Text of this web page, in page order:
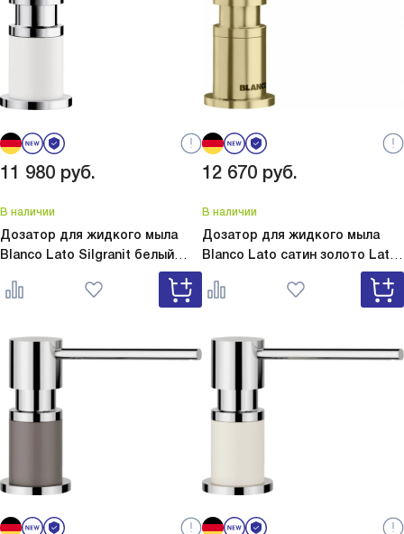
11 980 руб.
В наличии
Дозатор для жидкого мыла
Blanco Lato Silgranit белый
Lato Silgranit белый 525814
12 670 руб.
В наличии
Дозатор для жидкого мыла
Blanco Lato сатин золото Lato